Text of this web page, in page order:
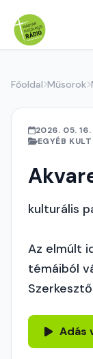
Főoldal Műsorok
2026. 05.
EGYÉB
kulturális
Az elmúlt
témáiból
Adás